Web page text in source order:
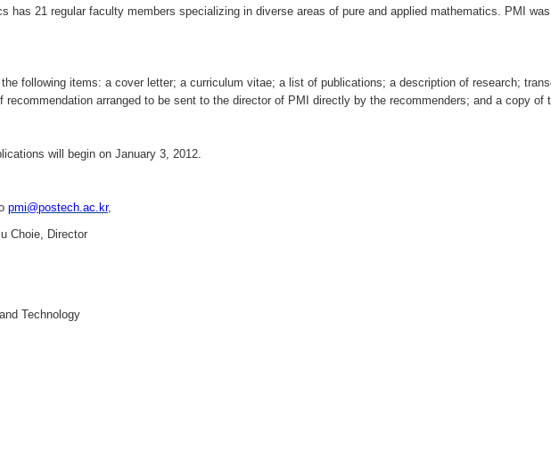
has 21 regular faculty members specializing in diverse areas of pure and applied mathematics. PMI
following items: a cover letter; a curriculum vitae; a list of publications; a description of research;
recommendation arranged to be sent to the director of PMI directly by the recommenders; and a copy of
will begin on January 3, 2012.
pmi@postech.ac.kr,
Choie, Director
Technology